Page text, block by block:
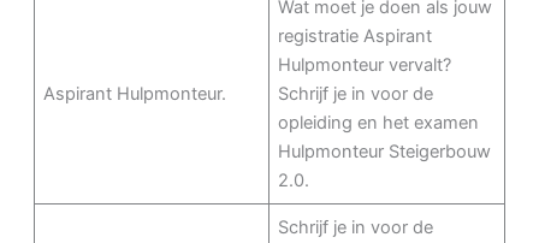
Aspirant Hulpmonteur.
Wat moet je doen als jouw
registratie Aspirant
Hulpmonteur vervalt?
Schrijf je in voor de
opleiding en het examen
Hulpmonteur Steigerbouw
2.0.
Schrijf je in voor de